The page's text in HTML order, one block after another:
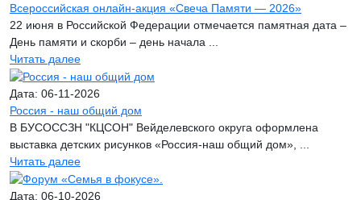
Всероссийская онлайн-акция «Свеча Памяти — 2026»
22 июня в Российской Федерации отмечается памятная дата –
День памяти и скорби – день начала ...
Читать далее
Дата: 06-11-2026
Россия - наш общий дом
В БУСОССЗН "КЦСОН" Вейделевского округа оформлена
выставка детских рисунков «Россия-наш общий дом», ...
Читать далее
Дата: 06-10-2026